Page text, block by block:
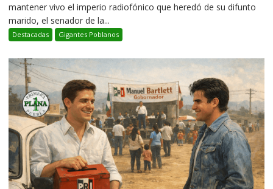
mantener vivo el imperio radiofónico que heredó de su difunto
marido, el senador de la...
Destacadas Gigantes Poblanos